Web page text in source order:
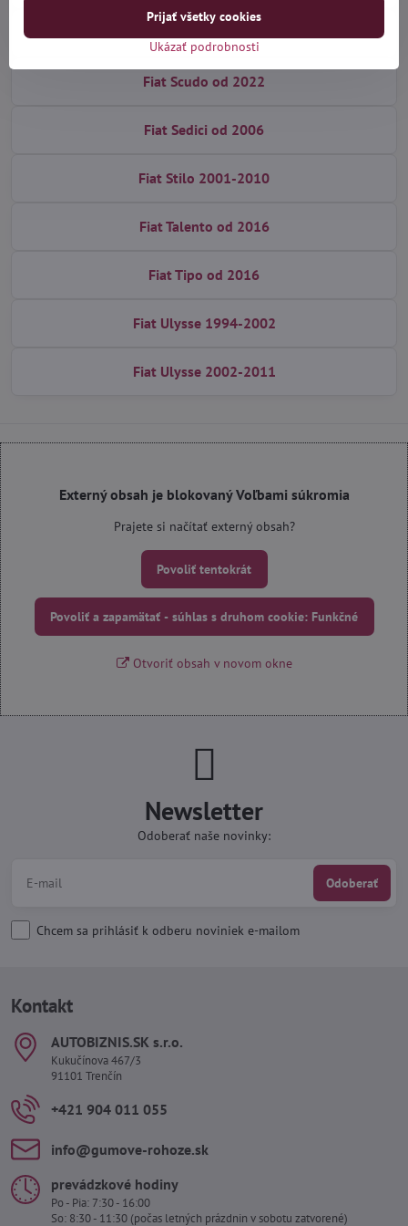
Fiat Scudo od 2022
Fiat Sedici od 2006
Fiat Stilo 2001-2010
Fiat Talento od 2016
Fiat Tipo od 2016
Fiat Ulysse 1994-2002
Fiat Ulysse 2002-2011
Externý obsah je blokovaný Voľbami súkromia
Prajete si načítať externý obsah?
Povoliť tentokrát
Povoliť a zapamätať - súhlas s druhom cookie: Funkčné
Otvoriť obsah v novom okne
Newsletter
Odoberať naše novinky:
Odoberať
Chcem sa prihlásiť k odberu noviniek e-mailom
Kontakt
AUTOBIZNIS​.SK s​.r​.o​.
Kukučínova 467/3
91101 Trenčín
+421 904 011 055
info​@gumove-rohoze​.sk
prevádzkové hodiny
Po - Pia: 7:30 - 16:00
So: 8:30 - 11:30 (počas letných prázdnin v sobotu zatvorené)
Ukázať podrobnosti
Prijať všetky cookies